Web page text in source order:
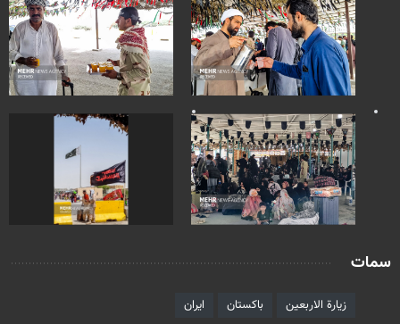
سمات
زيارة الاربعين باكستان ايران